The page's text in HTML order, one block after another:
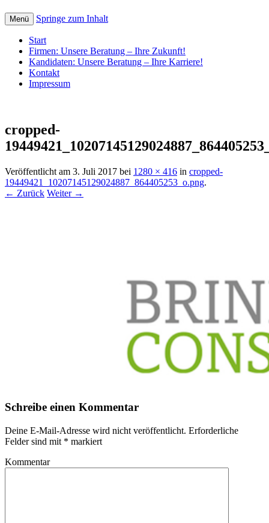
Menü Springe zum Inhalt
Start
Firmen: Unsere Beratung – Ihre Zukunft!
Kandidaten: Unsere Beratung – Ihre Karriere!
Kontakt
Impressum
cropped-
Veröffentlicht am 3. Juli 2017 bei 1280 × 416 in cropped-
19449421_10207145129024887_864405253_o.png.
← Zurück Weiter →
Schreibe einen Kommentar
Deine E-Mail-Adresse wird nicht veröffentlicht. Erforderliche
Felder sind mit * markiert
Kommentar